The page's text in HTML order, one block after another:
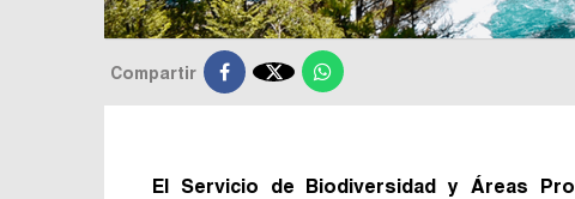
Compartir 
El Servicio de Biodiversidad y Áreas